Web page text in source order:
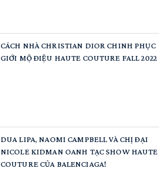
CÁCH NHÀ CHRISTIAN DIOR CHINH PHỤC
GIỚI MỘ ĐIỆU HAUTE COUTURE FALL 2022
DUA LIPA, NAOMI CAMPBELL VÀ CHỊ ĐẠI
NICOLE KIDMAN OANH TẠC SHOW HAUTE
COUTURE CỦA BALENCIAGA!